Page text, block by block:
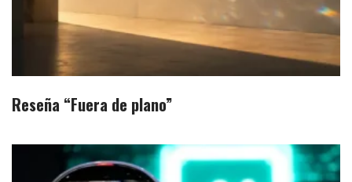
Reseña “Fuera de plano”